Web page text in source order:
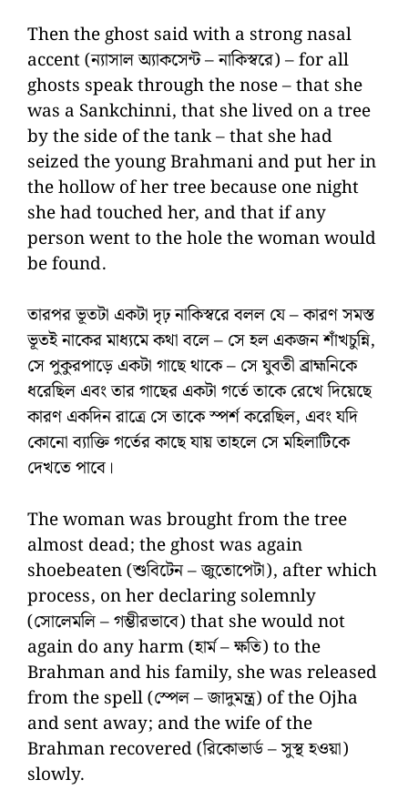
Then the ghost said with a strong nasal
accent (ন্যাসাল অ্যাকসেন্ট – নাকিস্বরে) – for all
ghosts speak through the nose – that she
was a Sankchinni, that she lived on a tree
by the side of the tank – that she had
seized the young Brahmani and put her in
the hollow of her tree because one night
she had touched her, and that if any
person went to the hole the woman would
be found.
তারপর ভূতটা একটা দৃঢ় নাকিস্বরে বলল যে – কারণ সমস্ত
ভূতই নাকের মাধ্যমে কথা বলে – সে হল একজন শাঁখচুন্নি,
সে পুকুরপাড়ে একটা গাছে থাকে – সে যুবতী ব্রাহ্মনিকে
ধরেছিল এবং তার গাছের একটা গর্তে তাকে রেখে দিয়েছে
কারণ একদিন রাত্রে সে তাকে স্পর্শ করেছিল, এবং যদি
কোনো ব্যাক্তি গর্তের কাছে যায় তাহলে সে মহিলাটিকে
দেখতে পাবে।
The woman was brought from the tree
almost dead; the ghost was again
shoebeaten (শুবিটেন – জুতোপেটা), after which
process, on her declaring solemnly
(সোলেমলি – গম্ভীরভাবে) that she would not
again do any harm (হার্ম – ক্ষতি) to the
Brahman and his family, she was released
from the spell (স্পেল – জাদুমন্ত্র) of the Ojha
and sent away; and the wife of the
Brahman recovered (রিকোভার্ড – সুস্থ হওয়া)
slowly.